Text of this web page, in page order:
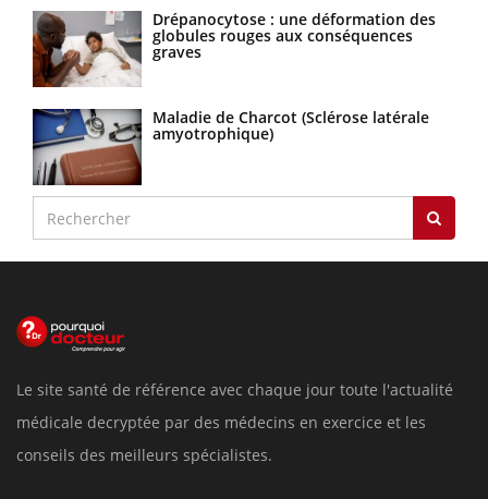
Drépanocytose : une déformation des
globules rouges aux conséquences
graves
Maladie de Charcot (Sclérose latérale
amyotrophique)
Le site santé de référence avec chaque jour toute l'actualité
médicale decryptée par des médecins en exercice et les
conseils des meilleurs spécialistes.